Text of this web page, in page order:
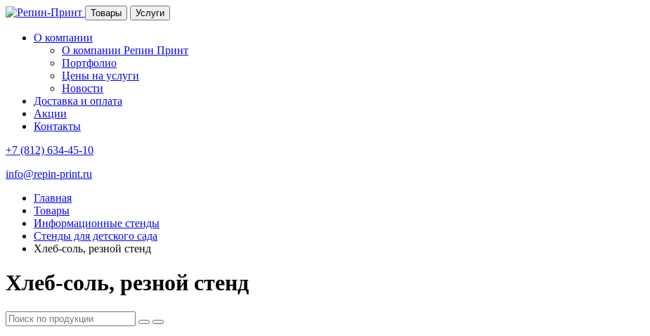
Товары Услуги
О компании
О компании Репин Принт
Портфолио
Цены на услуги
Новости
Доставка и оплата
Акции
Контакты
+7 (812) 634-45-10
info@repin-print.ru
Главная
Товары
Информационные стенды
Стенды для детского сада
Хлеб-соль, резной стенд
Хлеб-соль, резной стенд